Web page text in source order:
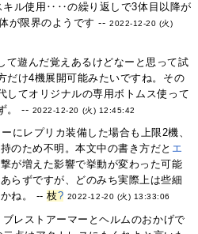
キル使用‥‥の繰り返しで3体目以降が
が限界のようです --2022-12-20 (火)
て遊んだ覚えあるけどなーと思って試
だけ4機展開可能みたいですね。その
してオリジナルの専用ボトムス使って
。 -- 2022-12-20 (火) 12:45:42
にレプリカ装備した場合も上限2機、
のため不明。本文中の書き方だと エ
が増えた影響で挙動が変わった可能
らずですが、どのみち実際上は些細
かね。 --枝? 2022-12-20 (火) 13:33:06
レストアーマーとヘルムのおかげで